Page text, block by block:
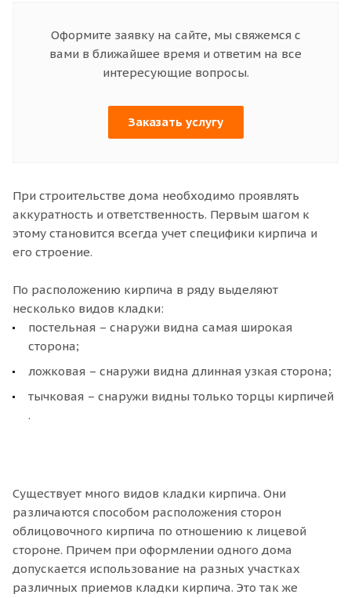
Оформите заявку на сайте, мы свяжемся с
вами в ближайшее время и ответим на все
интересующие вопросы.
Заказать услугу
При строительстве дома необходимо проявлять
аккуратность и ответственность. Первым шагом к
этому становится всегда учет специфики кирпича и
его строение.
По расположению кирпича в ряду выделяют
несколько видов кладки:
постельная – снаружи видна самая широкая
сторона;
ложковая – снаружи видна длинная узкая сторона;
тычковая – снаружи видны только торцы кирпичей
.
Существует много видов кладки кирпича. Они
различаются способом расположения сторон
облицовочного кирпича по отношению к лицевой
стороне. Причем при оформлении одного дома
допускается использование на разных участках
различных приемов кладки кирпича. Это так же